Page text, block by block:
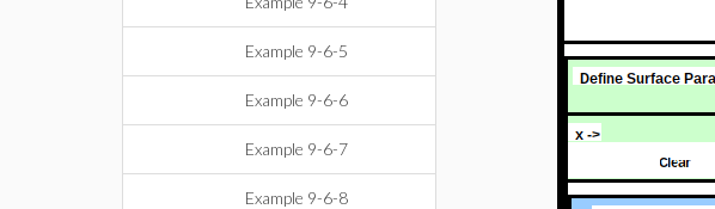
Example 9-6-5
Example 9-6-6
Example 9-6-7
Example 9-6-8